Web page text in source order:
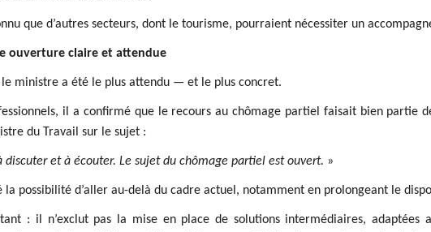
que d’autres secteurs, dont le tourisme, pourraient nécessiter un
ouverture claire et attendue
le ministre a été le plus attendu — et le plus concret.
il a confirmé que le recours au chômage partiel faisait bien partie
du Travail sur le sujet :
discuter et à écouter. Le sujet du chômage partiel est ouvert. »
la possibilité d’aller au-delà du cadre actuel, notamment en prolongeant le
: il n’exclut pas la mise en place de solutions intermédiaires, adaptées